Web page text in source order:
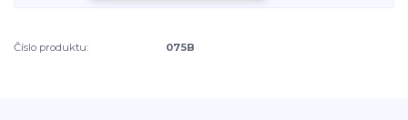
Číslo produktu: 075B